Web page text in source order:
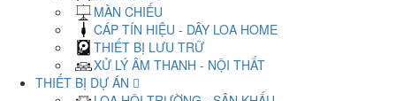
MÀN CHIẾU
CÁP TÍN HIỆU - DÂY LOA HOME
THIẾT BỊ LƯU TRỮ
XỬ LÝ ÂM THANH - NỘI THẤT
THIẾT BỊ DỰ ÁN